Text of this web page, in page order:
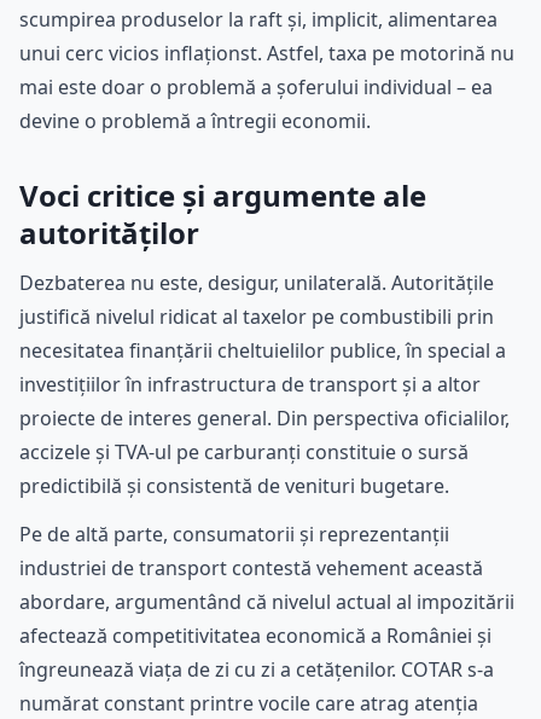
scumpirea produselor la raft și, implicit, alimentarea
unui cerc vicios inflaționst. Astfel, taxa pe motorină nu
mai este doar o problemă a șoferului individual – ea
devine o problemă a întregii economii.
Voci critice și argumente ale
autorităților
Dezbaterea nu este, desigur, unilaterală. Autoritățile
justifică nivelul ridicat al taxelor pe combustibili prin
necesitatea finanțării cheltuielilor publice, în special a
investițiilor în infrastructura de transport și a altor
proiecte de interes general. Din perspectiva oficialilor,
accizele și TVA-ul pe carburanți constituie o sursă
predictibilă și consistentă de venituri bugetare.
Pe de altă parte, consumatorii și reprezentanții
industriei de transport contestă vehement această
abordare, argumentând că nivelul actual al impozitării
afectează competitivitatea economică a României și
îngreunează viața de zi cu zi a cetățenilor. COTAR s-a
numărat constant printre vocile care atrag atenția